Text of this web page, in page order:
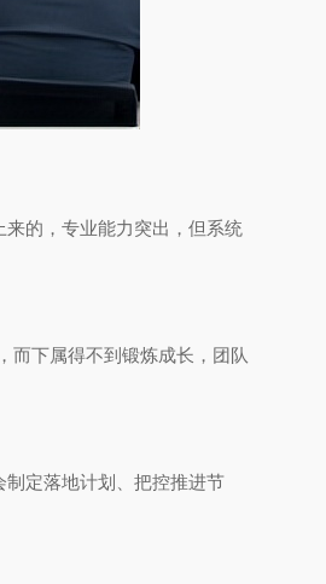
的，专业能力突出，但系统
而下属得不到锻炼成长，团队
定落地计划、把控推进节